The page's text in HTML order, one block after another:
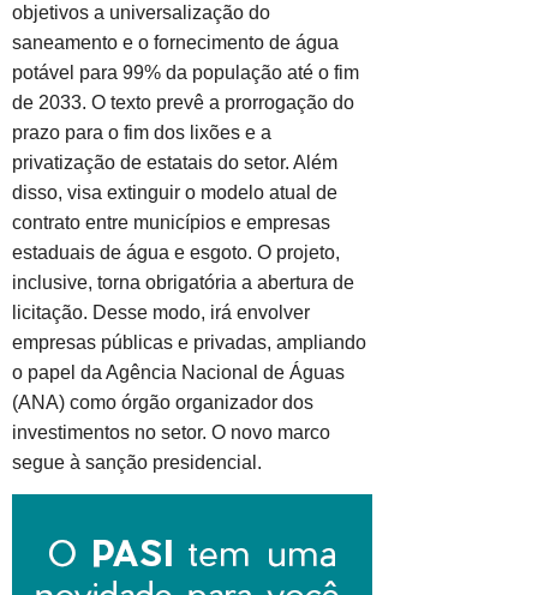
objetivos a universalização do
saneamento e o fornecimento de água
potável para 99% da população até o fim
de 2033. O texto prevê a prorrogação do
prazo para o fim dos lixões e a
privatização de estatais do setor. Além
disso, visa extinguir o modelo atual de
contrato entre municípios e empresas
estaduais de água e esgoto. O projeto,
inclusive, torna obrigatória a abertura de
licitação. Desse modo, irá envolver
empresas públicas e privadas, ampliando
o papel da Agência Nacional de Águas
(ANA) como órgão organizador dos
investimentos no setor. O novo marco
segue à sanção presidencial.